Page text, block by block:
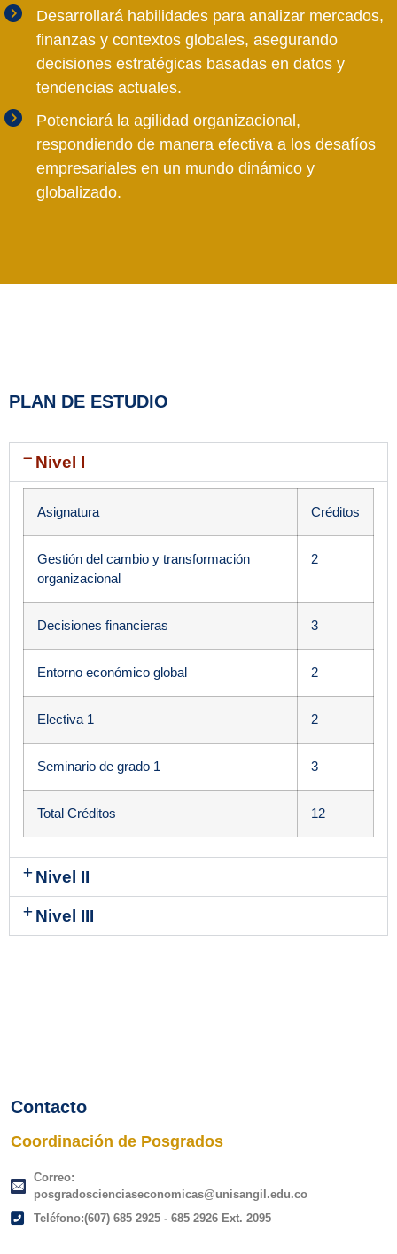
Desarrollará habilidades para analizar mercados,
finanzas y contextos globales, asegurando
decisiones estratégicas basadas en datos y
tendencias actuales.
Potenciará la agilidad organizacional,
respondiendo de manera efectiva a los desafíos
empresariales en un mundo dinámico y
globalizado.
PLAN DE ESTUDIO
Nivel I
Asignatura Créditos
Gestión del cambio y transformación
organizacional
2
Decisiones financieras 3
Entorno económico global 2
Electiva 1 2
Seminario de grado 1 3
Total Créditos 12
Nivel II
Nivel III
Contacto
Coordinación de Posgrados
Correo:
posgradoscienciaseconomicas@unisangil.edu.co
Teléfono:(607) 685 2925 - 685 2926 Ext. 2095